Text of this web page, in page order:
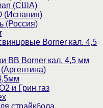
(США)
(Испания)
(Россия)
Borner кал. 4,5
BB Borner кал. 4,5 мм
и Грин газ